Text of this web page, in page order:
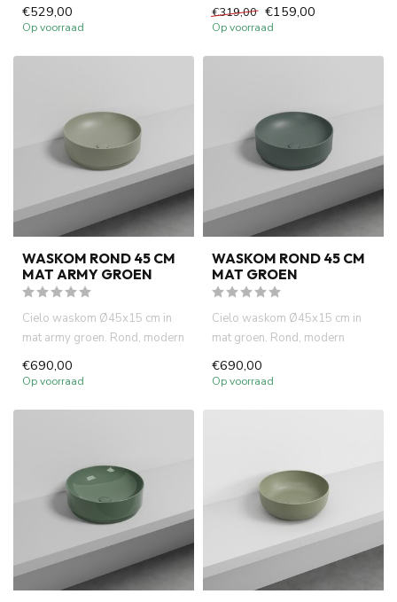
opzetwastafel. Ronde...
€529,00
Op voorraad
natuurlijke ...
€319,00 €159,00
Op voorraad
WASKOM ROND 45 CM
MAT ARMY GROEN
Cielo waskom Ø45x15 cm in
mat army groen. Rond, modern
design van Italiaanse top...
€690,00
Op voorraad
WASKOM ROND 45 CM
MAT GROEN
Cielo waskom Ø45x15 cm in
mat groen. Rond, modern
design van Italiaanse
topkwali...
€690,00
Op voorraad